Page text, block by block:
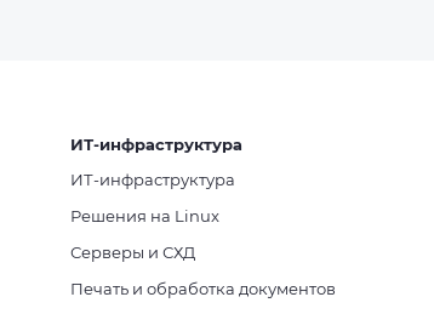
ИТ-инфраструктура
ИТ-инфраструктура
Решения на Linux
Серверы и СХД
Печать и обработка документов